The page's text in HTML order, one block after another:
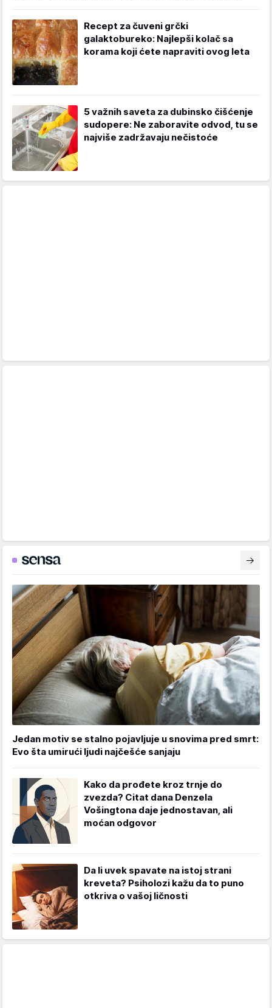
Recept za čuveni grčki
galaktobureko: Najlepši kolač sa
korama koji ćete napraviti ovog leta
5 važnih saveta za dubinsko čišćenje
sudopere: Ne zaboravite odvod, tu se
najviše zadržavaju nečistoće
Jedan motiv se stalno pojavljuje u snovima pred smrt:
Evo šta umirući ljudi najčešće sanjaju
Kako da prođete kroz trnje do
zvezda? Citat dana Denzela
Vošingtona daje jednostavan, ali
moćan odgovor
Da li uvek spavate na istoj strani
kreveta? Psiholozi kažu da to puno
otkriva o vašoj ličnosti